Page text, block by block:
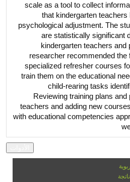
scale as a tool to collect
that kindergarten
psychological adjustment. The
are statistically significant
kindergarten teachers and
researcher recommended the
specialized refresher courses
train them on the educational
child-rearing tasks
Reviewing training plans
teachers and adding new
with educational competencies